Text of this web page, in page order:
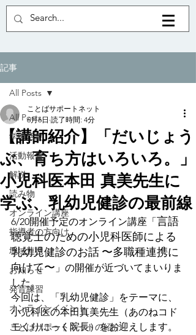
記事
All Posts
学術活動
活動報告
解説
読み物
オンライン講座
指導者の方向け
地域連携
お知らせ
発音練習
オンラインイベント
ことばサポートネットの紹介
All Posts
【講師紹介】「だいじょう
ぶ、育ち方はいろいろ。」
小児科医本田 真美先生に
学ぶ、乳幼児健診の最前線
ことばサポートネット
6月6日 読了時間: 4分
6/20開催予定のオンライン講座「言語
聴覚士のための小児科医師による
乳幼児健診のお話 〜多職種連携に
向けて〜 」の開催が近づいてまいりま
した。
今回は、「乳幼児健診」をテーマに、
小児科医の本田真美先生（あのねコド
モくりにっく院長）をお迎えします。